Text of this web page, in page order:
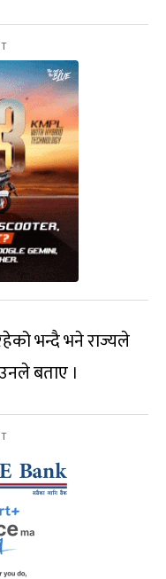
भन्दै भने राज्यले
बताए ।